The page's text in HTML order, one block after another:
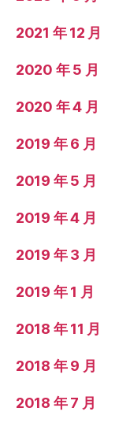
2021 年 12 月
2020 年 5 月
2020 年 4 月
2019 年 6 月
2019 年 5 月
2019 年 4 月
2019 年 3 月
2019 年 1 月
2018 年 11 月
2018 年 9 月
2018 年 7 月